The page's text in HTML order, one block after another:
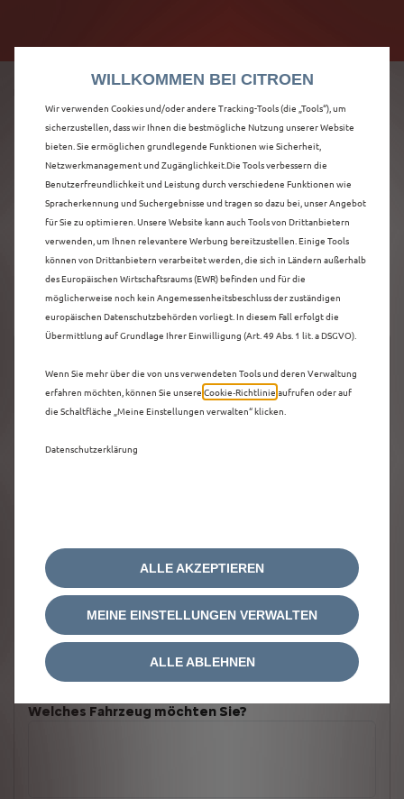
ENTDECKEN SIE ALLE
NEUER C5 AIRCROSS
IN TROISDORF
Welches Fahrzeug möchten Sie?
WILLKOMMEN BEI CITROEN
Wir verwenden Cookies und/oder andere Tracking-Tools (die „Tools“), um
sicherzustellen, dass wir Ihnen die bestmögliche Nutzung unserer Website
bieten. Sie ermöglichen grundlegende Funktionen wie Sicherheit,
Netzwerkmanagement und Zugänglichkeit.Die Tools verbessern die
Benutzerfreundlichkeit und Leistung durch verschiedene Funktionen wie
Spracherkennung und Suchergebnisse und tragen so dazu bei, unser Angebot
für Sie zu optimieren. Unsere Website kann auch Tools von Drittanbietern
verwenden, um Ihnen relevantere Werbung bereitzustellen. Einige Tools
können von Drittanbietern verarbeitet werden, die sich in Ländern außerhalb
des Europäischen Wirtschaftsraums (EWR) befinden und für die
möglicherweise noch kein Angemessenheitsbeschluss der zuständigen
europäischen Datenschutzbehörden vorliegt. In diesem Fall erfolgt die
Übermittlung auf Grundlage Ihrer Einwilligung (Art. 49 Abs. 1 lit. a DSGVO).
Wenn Sie mehr über die von uns verwendeten Tools und deren Verwaltung
erfahren möchten, können Sie unsere Cookie‑Richtlinie aufrufen oder auf
die Schaltfläche „Meine Einstellungen verwalten“ klicken.
Datenschutzerklärung
MEINE EINSTELLUNGEN VERWALTEN
ALLE AKZEPTIEREN
ALLE ABLEHNEN